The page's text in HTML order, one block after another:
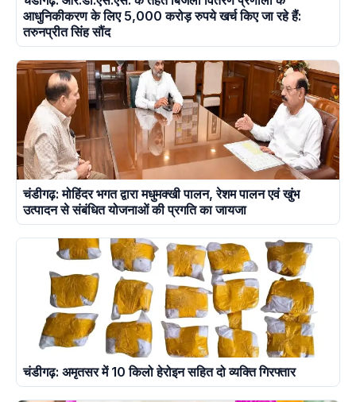
आधुनिकीकरण के लिए 5,000 करोड़ रुपये खर्च किए जा रहे हैं:
तरुनप्रीत सिंह सौंद
चंडीगढ़: मोहिंदर भगत द्वारा मधुमक्खी पालन, रेशम पालन एवं खुंभ
उत्पादन से संबंधित योजनाओं की प्रगति का जायजा
चंडीगढ़: अमृतसर में 10 किलो हेरोइन सहित दो व्यक्ति गिरफ्तार